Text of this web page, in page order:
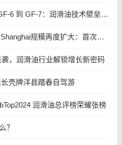
2、从 API SP 到 SQ，从 GF-6 到 GF-7：润滑油技术壁垒再升高，你准备好了吗？
3、2025年Automechanika Shanghai规模再度扩大：首次启用国家会展中心（上海）全部15个展馆
，润滑油行业解锁增长新密码​
壳牌洋县踏春自驾游
润滑油总评榜荣耀张榜
？